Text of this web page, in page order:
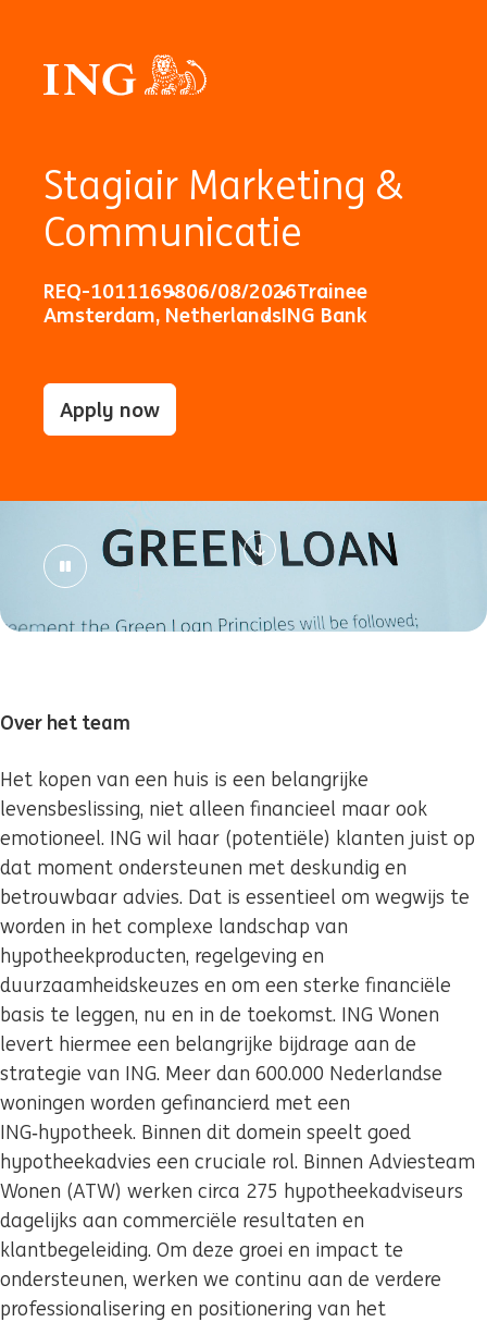
Stagiair Marketing &
Communicatie
REQ-1011169806/08/2026Trainee
Amsterdam, NetherlandsING Bank
Apply now
Over het team
Het kopen van een huis is een belangrijke
levensbeslissing, niet alleen financieel maar ook
emotioneel. ING wil haar (potentiële) klanten juist op
dat moment ondersteunen met deskundig en
betrouwbaar advies. Dat is essentieel om wegwijs te
worden in het complexe landschap van
hypotheekproducten, regelgeving en
duurzaamheidskeuzes en om een sterke financiële
basis te leggen, nu en in de toekomst. ING Wonen
levert hiermee een belangrijke bijdrage aan de
strategie van ING. Meer dan 600.000 Nederlandse
woningen worden gefinancierd met een
ING‑hypotheek. Binnen dit domein speelt goed
hypotheekadvies een cruciale rol. Binnen Adviesteam
Wonen (ATW) werken circa 275 hypotheekadviseurs
dagelijks aan commerciële resultaten en
klantbegeleiding. Om deze groei en impact te
ondersteunen, werken we continu aan de verdere
professionalisering en positionering van het